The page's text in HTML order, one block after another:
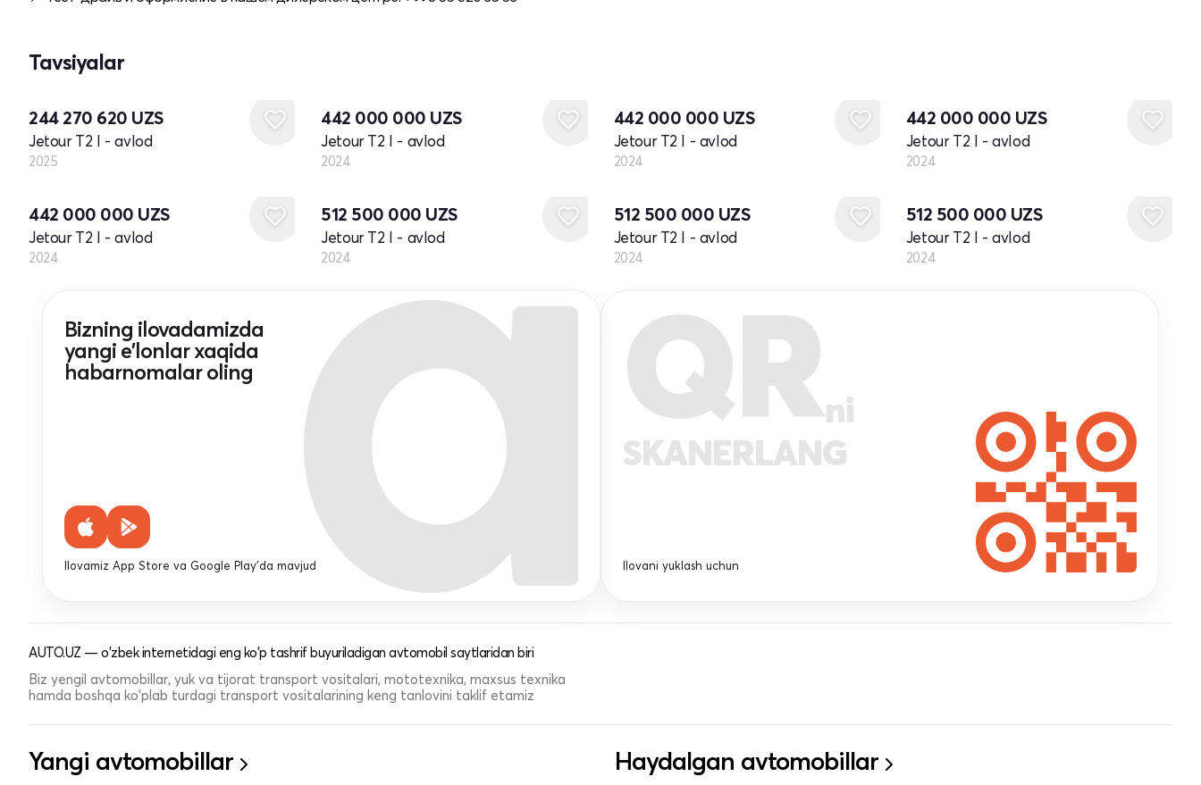
Tavsiyalar
244 270 620 UZS
Jetour T2 I - avlod
2025
442 000 000 UZS
Jetour T2 I - avlod
2024
442 000 000 UZS
Jetour T2 I - avlod
2024
442 000 000 UZS
Jetour T2 I - avlod
2024
442 000 000 UZS
Jetour T2 I - avlod
2024
512 500 000 UZS
Jetour T2 I - avlod
2024
512 500 000 UZS
Jetour T2 I - avlod
2024
512 500 000 UZS
Jetour T2 I - avlod
2024
Bizning ilovadamizda
yangi e'lonlar xaqida
habarnomalar oling
Ilovamiz App Store va Google Play'da mavjud
QRni
SKANERLANG
Ilovani yuklash uchun
AUTO.UZ — o'zbek internetidagi eng ko'p tashrif buyuriladigan avtomobil saytlaridan biri
Biz yengil avtomobillar, yuk va tijorat transport vositalari, mototexnika, maxsus texnika
hamda boshqa ko'plab turdagi transport vositalarining keng tanlovini taklif etamiz
Yangi avtomobillar Haydalgan avtomobillar